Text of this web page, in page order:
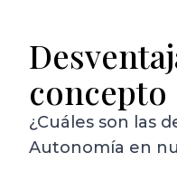
concepto
¿Cuáles son las
Autonomía en